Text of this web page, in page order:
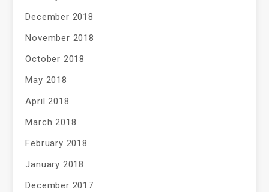
December 2018
November 2018
October 2018
May 2018
April 2018
March 2018
February 2018
January 2018
December 2017